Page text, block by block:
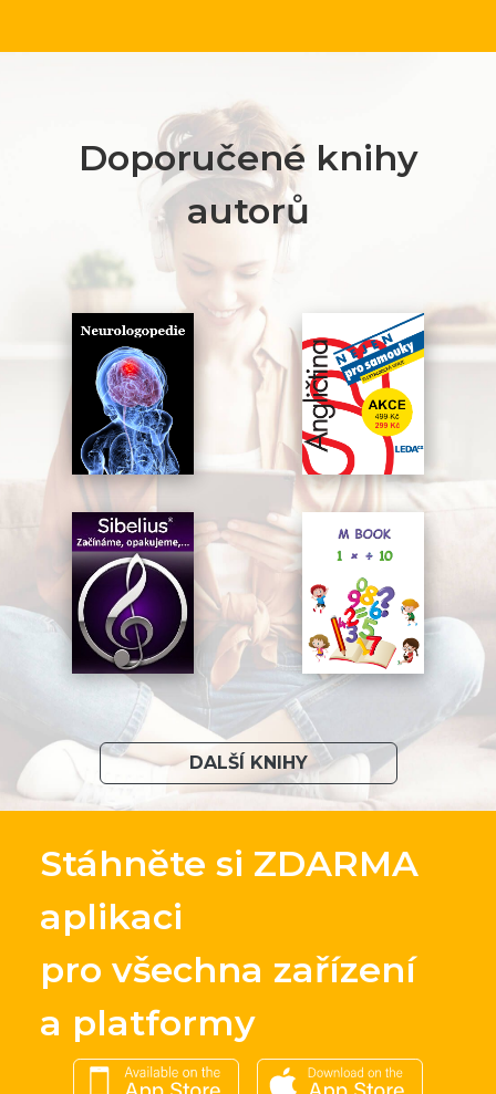
Doporučené knihy
autorů
DALŠÍ KNIHY
Stáhněte si ZDARMA
aplikaci
pro všechna zařízení
a platformy